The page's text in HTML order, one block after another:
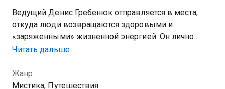
Ведущий Денис Гребенюк отправляется в места,
откуда люди возвращаются здоровыми и
«заряженными» жизненной энергией. Он лично
проводит «тест-драйв» этих мест и делится своими
Посмотреть онлайн 1 сезон сериала Вокруг света.
Читать дальше
Жанр
Мистика, Путешествия